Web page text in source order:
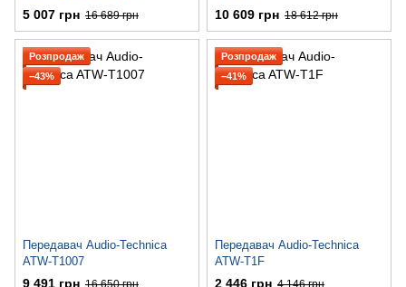
5 007 грн 16 689 грн 10 609 грн 18 612 грн
Розпродаж
−43%
Передавач Audio-Technica
ATW-T1007
9 491 грн 16 650 грн
Розпродаж
−41%
Передавач Audio-Technica
ATW-T1F
2 446 грн 4 146 грн